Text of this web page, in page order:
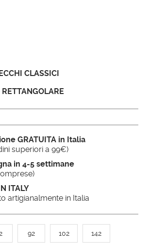
CLASSICI
GRATUITA in Italia
superiori a 99€)
in 4-5 settimane
ITALY
artigianalmente in Italia
92 102 142